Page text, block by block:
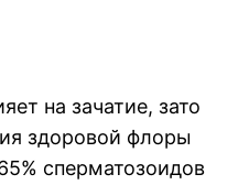
на зачатие, зато
здоровой флоры
сперматозоидов